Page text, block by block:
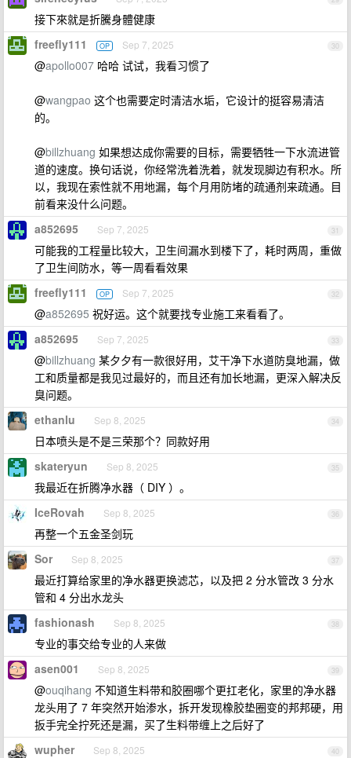
接下來就是折騰身體健康
30
freefly111 OP Sep 7, 2025
@apollo007 哈哈 试试，我看习惯了
@wangpao 这个也需要定时清洁水垢，它设计的挺容易清洁
的。
@billzhuang 如果想达成你需要的目标，需要牺牲一下水流进管
道的速度。换句话说，你经常洗着洗着，就发现脚边有积水。所
以，我现在索性就不用地漏，每个月用防堵的疏通剂来疏通。目
前看来没什么问题。
31
a852695 Sep 7, 2025
可能我的工程量比较大，卫生间漏水到楼下了，耗时两周，重做
了卫生间防水，等一周看看效果
32
freefly111 OP Sep 7, 2025
@a852695 祝好运。这个就要找专业施工来看看了。
33
a852695 Sep 7, 2025
@billzhuang 某夕夕有一款很好用，艾干净下水道防臭地漏，做
工和质量都是我见过最好的，而且还有加长地漏，更深入解决反
臭问题。
34
ethanlu Sep 8, 2025
日本喷头是不是三荣那个？同款好用
35
skateryun Sep 8, 2025
我最近在折腾净水器（ DIY ）。
36
IceRovah Sep 8, 2025
再整一个五金圣剑玩
37
Sor Sep 8, 2025
最近打算给家里的净水器更换滤芯，以及把 2 分水管改 3 分水
管和 4 分出水龙头
38
fashionash Sep 8, 2025
专业的事交给专业的人来做
39
asen001 Sep 8, 2025
@ouqihang 不知道生料带和胶圈哪个更扛老化，家里的净水器
龙头用了 7 年突然开始渗水，拆开发现橡胶垫圈变的邦邦硬，用
扳手完全拧死还是漏，买了生料带缠上之后好了
40
wupher Sep 8, 2025